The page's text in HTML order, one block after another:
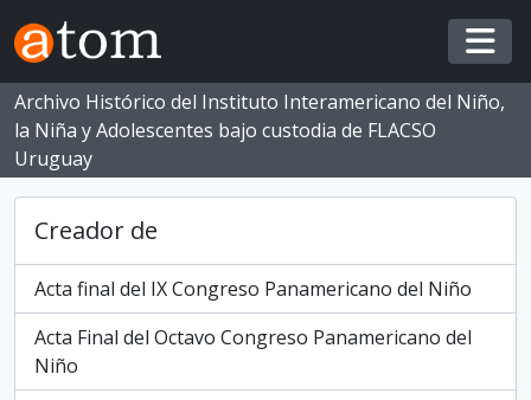
Skip to main content
Archivo Histórico del Instituto Interamericano del Niño,
la Niña y Adolescentes bajo custodia de FLACSO
Uruguay
Creador de
Acta final del IX Congreso Panamericano del Niño
Acta Final del Octavo Congreso Panamericano del
Niño